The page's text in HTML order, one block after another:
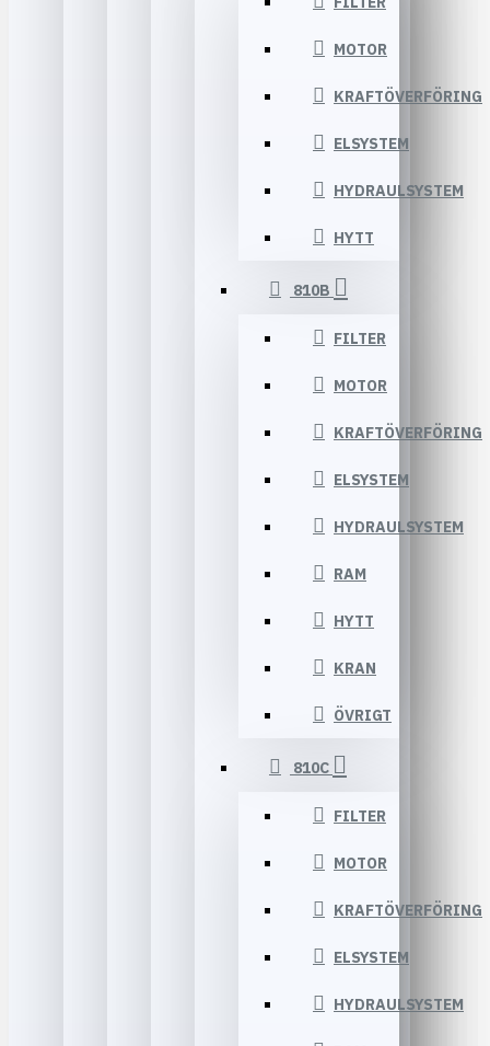
MOTOR
KRAFTÖVERFÖRING
ELSYSTEM
HYDRAULSYSTEM
HYTT
810B
FILTER
MOTOR
KRAFTÖVERFÖRING
ELSYSTEM
HYDRAULSYSTEM
RAM
HYTT
KRAN
ÖVRIGT
810C
FILTER
MOTOR
KRAFTÖVERFÖRING
ELSYSTEM
HYDRAULSYSTEM